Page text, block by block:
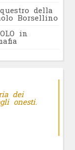
della
Borsellino
in
dei
onesti.